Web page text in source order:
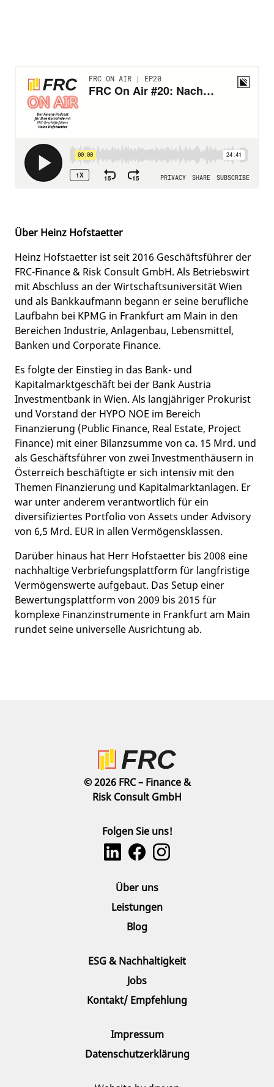
Über Heinz Hofstaetter
Heinz Hofstaetter ist seit 2016 Geschäftsführer der
FRC-Finance & Risk Consult GmbH. Als Betriebswirt
mit Abschluss an der Wirtschaftsuniversität Wien
und als Bankkaufmann begann er seine berufliche
Laufbahn bei KPMG in Frankfurt am Main in den
Bereichen Industrie, Anlagenbau, Lebensmittel,
Banken und Corporate Finance.
Es folgte der Einstieg in das Bank- und
Kapitalmarktgeschäft bei der Bank Austria
Investmentbank in Wien. Als langjähriger Prokurist
und Vorstand der HYPO NOE im Bereich
Finanzierung (Public Finance, Real Estate, Project
Finance) mit einer Bilanzsumme von ca. 15 Mrd. und
als Geschäftsführer von zwei Investmenthäusern in
Österreich beschäftigte er sich intensiv mit den
Themen Finanzierung und Kapitalmarktanlagen. Er
war unter anderem verantwortlich für ein
diversifiziertes Portfolio von Assets under Advisory
von 6,5 Mrd. EUR in allen Vermögensklassen.
Darüber hinaus hat Herr Hofstaetter bis 2008 eine
nachhaltige Verbriefungsplattform für langfristige
Vermögenswerte aufgebaut. Das Setup einer
Bewertungsplattform von 2009 bis 2015 für
komplexe Finanzinstrumente in Frankfurt am Main
rundet seine universelle Ausrichtung ab.
© 2026 FRC – Finance &
Risk Consult GmbH
Folgen Sie uns!
Über uns
Leistungen
Blog
ESG & Nachhaltigkeit
Jobs
Kontakt/ Empfehlung
Impressum
Datenschutzerklärung